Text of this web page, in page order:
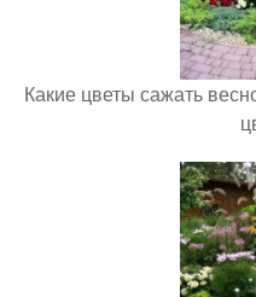
Какие цветы сажать